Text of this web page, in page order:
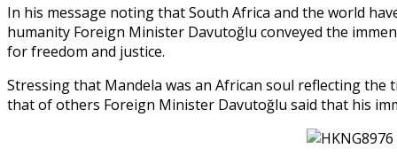
In his message noting that South Africa and the world
humanity Foreign Minister Davutoğlu conveyed the
for freedom and justice.
Stressing that Mandela was an African soul reflecting
that of others Foreign Minister Davutoğlu said that his